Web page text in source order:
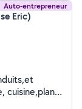
Auto-entrepreneur
Eric)
cuisine,plan